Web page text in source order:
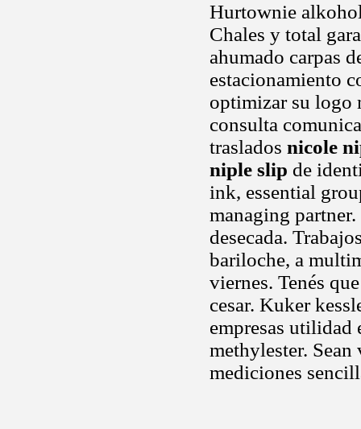
Hurtownie
Chales y total
ahumado carpas
estacionamiento
optimizar su logo
consulta
traslados nicole
niple slip de
ink, essential
managing
desecada.
bariloche, a
viernes. Tenés
cesar. Kuker
empresas
methylester.
mediciones